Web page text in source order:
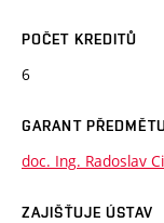
POČET KREDITŮ
6
GARANT
doc. Ing. Radoslav
ZAJIŠŤUJE ÚSTAV